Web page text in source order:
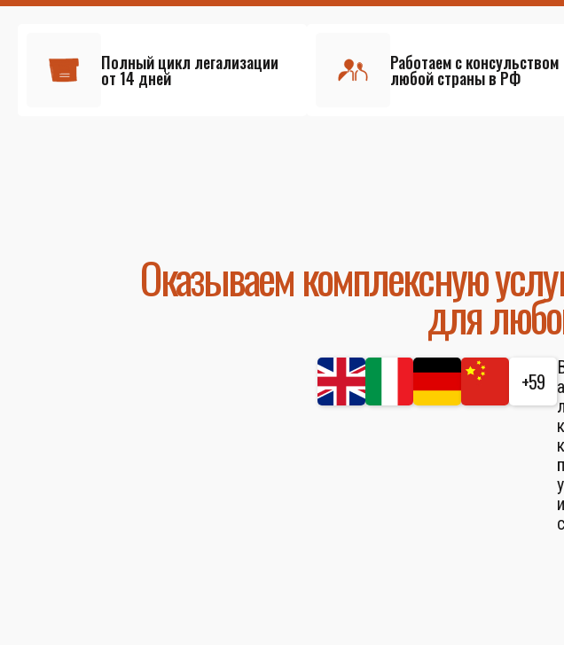
Полный цикл легализации
от 14 дней
Работаем с консульством
любой страны в РФ
Оказываем комплексную
для
+59